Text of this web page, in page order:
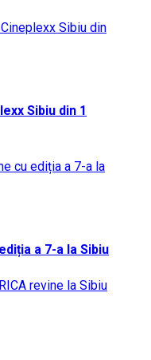
Sibiu din 1
a 7-a la Sibiu